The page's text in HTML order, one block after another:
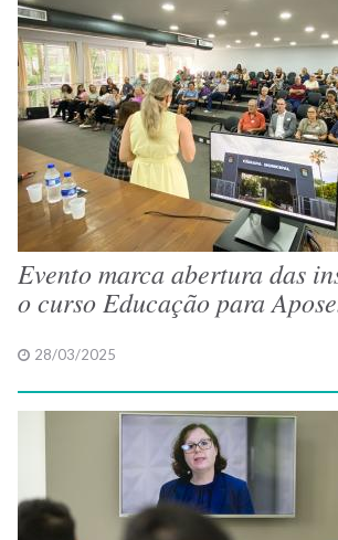
Evento marca abertura das
o curso Educação para
28/03/2025